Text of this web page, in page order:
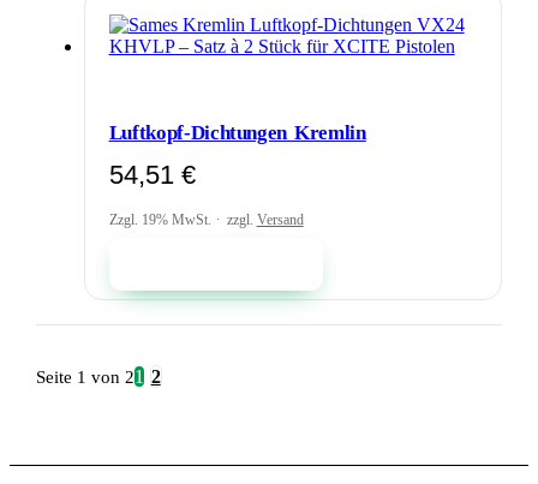
Luftkopf-Dichtungen Kremlin
54,51 €
Zzgl. 19% MwSt. zzgl. Versand
Seite 1 von 21 2